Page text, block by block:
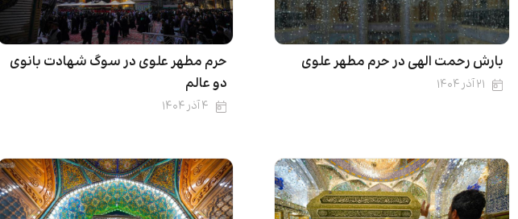
بارش رحمت الهی در حرم مطهر علوی
۲۱ آذر ۱۴۰۴
حرم مطهر علوی در سوگ شهادت بانوی
دو عالم
۴ آذر ۱۴۰۴